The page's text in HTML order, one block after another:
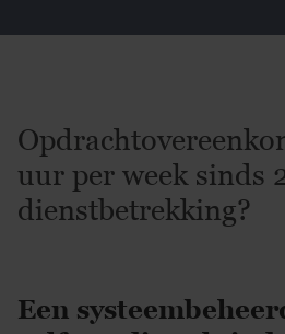
uur per week sinds
dienstbetrekking?
Een